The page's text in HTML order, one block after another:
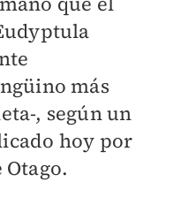
más
, según un
hoy por